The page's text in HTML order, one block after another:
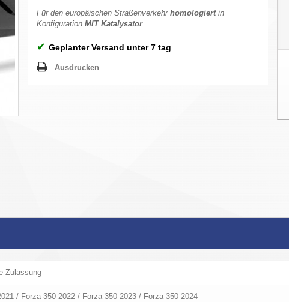
Für den europäischen Straßenverkehr homologiertin
Konfiguration MIT Katalysator.
✔ Geplanter Versand unter 7 tag
Ausdrucken
Zulassung
/ Forza 350 2022 / Forza 350 2023 / Forza 350 2024